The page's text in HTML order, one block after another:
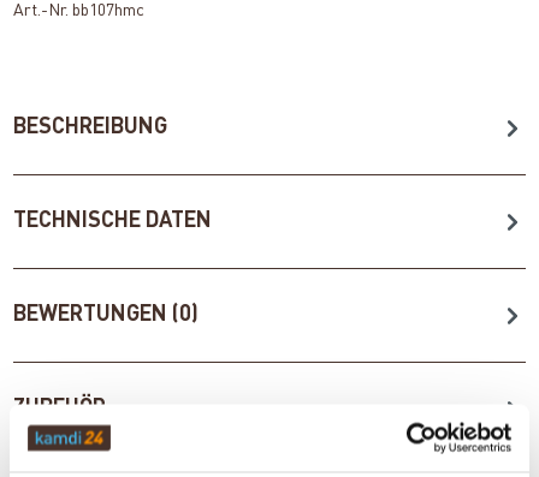
Art.-Nr. bb107hmc
BESCHREIBUNG
TECHNISCHE DATEN
BEWERTUNGEN (0)
ZUBEHÖR